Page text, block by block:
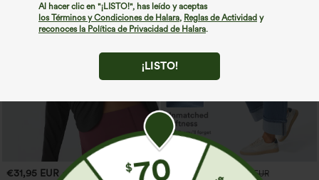
Al hacer clic en "¡LISTO!", has leído y aceptas
los Términos y Condiciones de Halara, Reglas de Actividad y
reconoces la Política de Privacidad de Halara.
¡LISTO!
€31,95 EUR €35,95 EUR
€44,95 EUR
€49,95 EUR